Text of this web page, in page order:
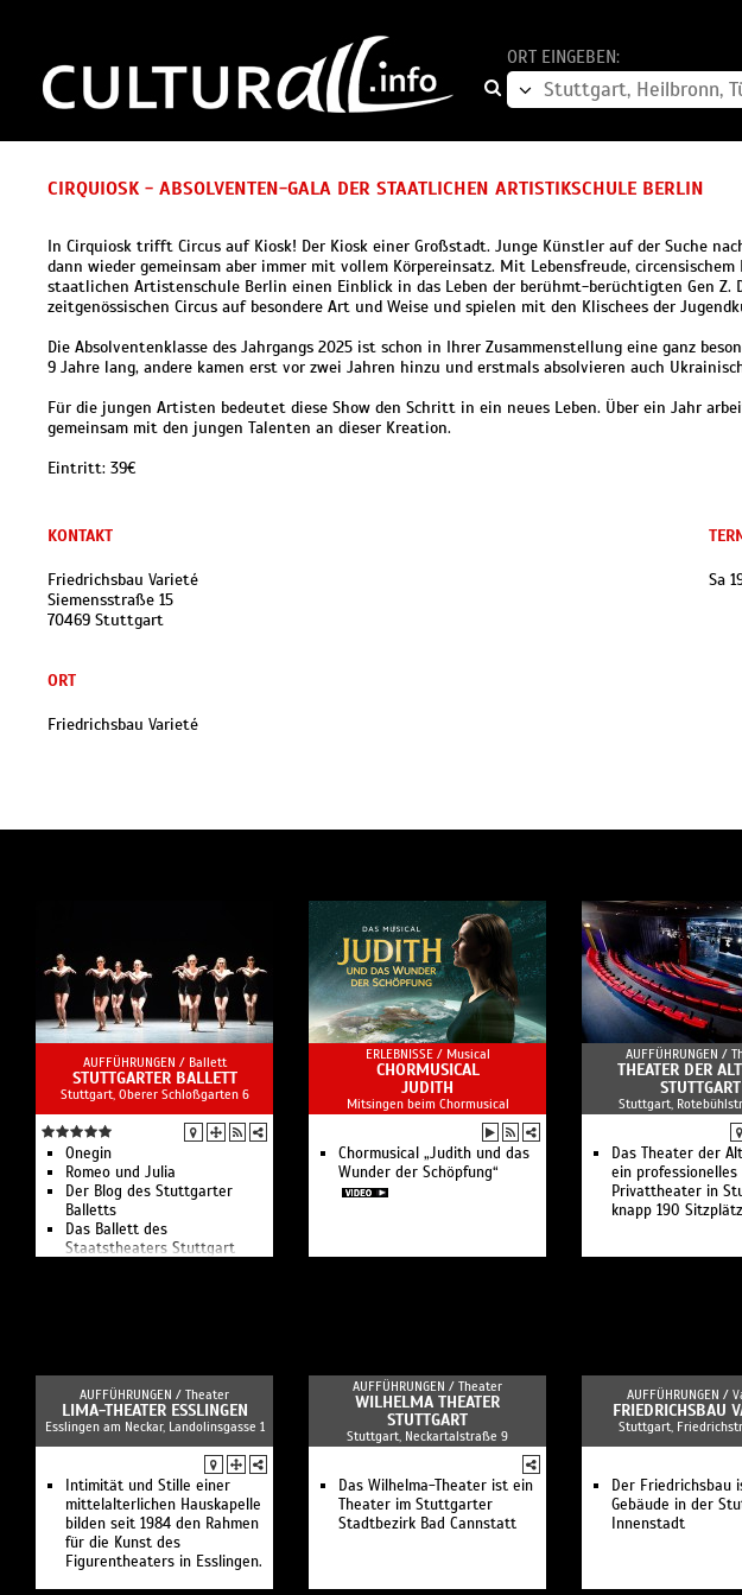
ORT EINGEBEN:
CIRQUIOSK - ABSOLVENTEN-GALA DER STAATLICHEN ARTISTIKSCHULE BERLIN
In Cirquiosk trifft Circus auf Kiosk! Der Kiosk einer Großstadt. Junge Künstler auf der Suche
dann wieder gemeinsam aber immer mit vollem Körpereinsatz. Mit Lebensfreude,
staatlichen Artistenschule Berlin einen Einblick in das Leben der berühmt-berüchtigten Gen Z.
zeitgenössischen Circus auf besondere Art und Weise und spielen mit den Klischees der
Die Absolventenklasse des Jahrgangs 2025 ist schon in Ihrer Zusammenstellung eine ganz
9 Jahre lang, andere kamen erst vor zwei Jahren hinzu und erstmals absolvieren auch
Für die jungen Artisten bedeutet diese Show den Schritt in ein neues Leben. Über ein Jahr
gemeinsam mit den jungen Talenten an dieser Kreation.
Eintritt: 39€
KONTAKT
Friedrichsbau Varieté
Siemensstraße 15
70469 Stuttgart
ORT
Friedrichsbau Varieté
Sa
AUFFÜHRUNGEN / Ballett
STUTTGARTER BALLETT
Stuttgart, Oberer Schloßgarten 6
Onegin
Romeo und Julia
Der Blog des Stuttgarter
Balletts
Das Ballett des
Staatstheaters Stuttgart
ERLEBNISSE / Musical
CHORMUSICAL
JUDITH
Mitsingen beim Chormusical
Chormusical „Judith und das
Wunder der Schöpfung“
AUFFÜHRUNGEN /
THEATER DER
STUTTGART
Stuttgart,
Das Theater der
ein professionelles
Privattheater in
knapp 190
AUFFÜHRUNGEN / Theater
LIMA-THEATER ESSLINGEN
Esslingen am Neckar, Landolinsgasse 1
Intimität und Stille einer
mittelalterlichen Hauskapelle
bilden seit 1984 den Rahmen
für die Kunst des
Figurentheaters in Esslingen.
AUFFÜHRUNGEN / Theater
WILHELMA THEATER
STUTTGART
Stuttgart, Neckartalstraße 9
Das Wilhelma-Theater ist ein
Theater im Stuttgarter
Stadtbezirk Bad Cannstatt
AUFFÜHRUNGEN /
FRIEDRICHSBAU
Stuttgart,
Der Friedrichsbau
Gebäude in der
Innenstadt